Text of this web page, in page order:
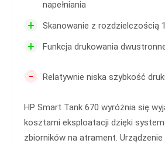
napełniania
+ Skanowanie z rozdzielczością
+ Funkcja drukowania
- Relatywnie niska szybkość
HP Smart Tank 670 wyróżnia się
kosztami eksploatacji dzięki
zbiorników na atrament.